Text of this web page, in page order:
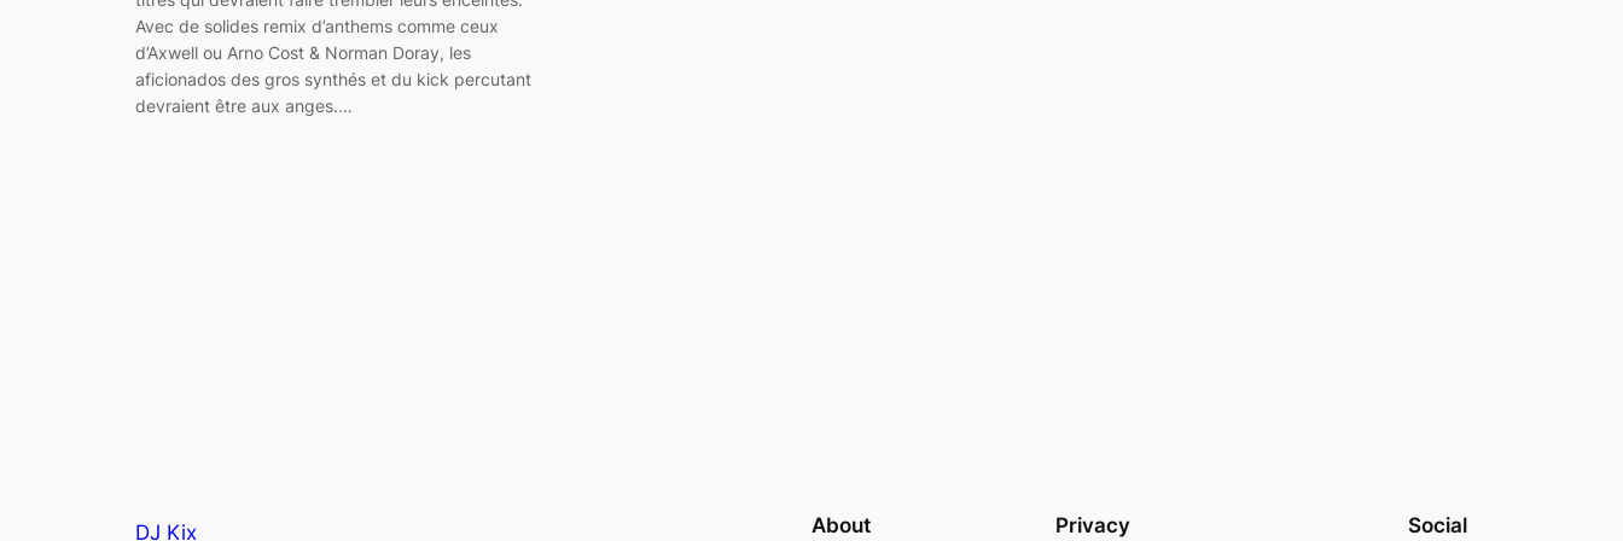
Avec de solides remix d’anthems comme ceux
d’Axwell ou Arno Cost & Norman Doray, les
aficionados des gros synthés et du kick percutant
devraient être aux anges.…
DJ Kix About Privacy Social